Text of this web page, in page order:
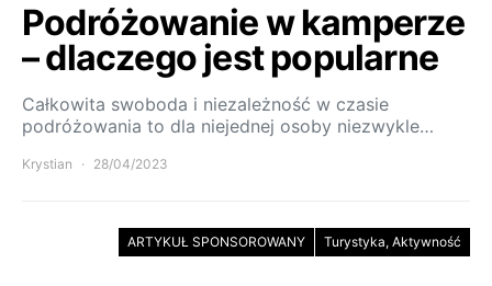
Podróżowanie w kamperze
– dlaczego jest popularne
Całkowita swoboda i niezależność w czasie
podróżowania to dla niejednej osoby niezwykle…
Krystian 28/04/2023
ARTYKUŁ SPONSOROWANY Turystyka, Aktywność